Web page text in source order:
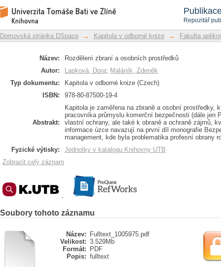
Repozitář
Rozdělení zbraní a osobních
Repozitář DSpace/Manakin
Domovská stránka DSpace → Kapitola v odborné knize → Fakulta
Název:
Rozdělení zbraní a osobních prostředků
Autor:
Lapková, Dora; Maláník, Zdeněk
Typ dokumentu:
Kapitola v odborné knize (Czech)
ISBN:
978-80-87500-19-4
Abstrakt:
Kapitola je zaměřena na zbraně a osobní prostředky,
pracovníka průmyslu komerční bezpečnosti (dále
vlastní ochrany, ale také k obraně a ochraně zájmů,
informace úzce navazují na první díl monografie
management, kde byla problematika profesní obrany
Fyzické výtisky:
Jednotky v katalogu Knihovny UTB
Zobrazit celý záznam
Soubory tohoto záznamu
Název:
Fulltext_1005975.pdf
Velikost: 3.529Mb
Formát:
PDF
Popis: fulltext